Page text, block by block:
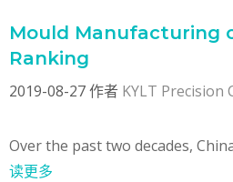
Mould Manufacturing
Ranking
2019-08-27作者 KYLT Precision
Over the past two decades,
读更多